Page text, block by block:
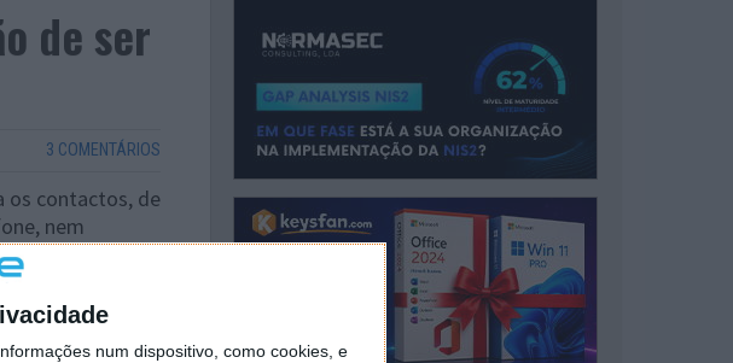
num dispositivo, como cookies, e
de ser
3 COMENTÁRIOS
os contactos, de
nem
deparamos